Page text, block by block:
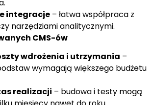
integracje – łatwa współpraca z
narzędziami analitycznymi.
CMS-ów
wdrożenia i utrzymania –
wymagają większego budżetu
realizacji – budowa i testy mogą